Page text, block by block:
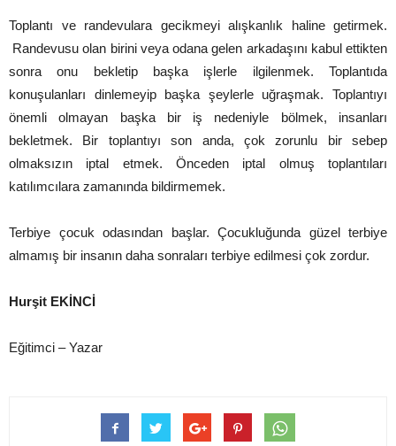
Toplantı ve randevulara gecikmeyi alışkanlık haline getirmek.
Randevusu olan birini veya odana gelen arkadaşını kabul ettikten
sonra onu bekletip başka işlerle ilgilenmek. Toplantıda
konuşulanları dinlemeyip başka şeylerle uğraşmak. Toplantıyı
önemli olmayan başka bir iş nedeniyle bölmek, insanları
bekletmek. Bir toplantıyı son anda, çok zorunlu bir sebep
olmaksızın iptal etmek. Önceden iptal olmuş toplantıları
katılımcılara zamanında bildirmemek.
Terbiye çocuk odasından başlar. Çocukluğunda güzel terbiye
almamış bir insanın daha sonraları terbiye edilmesi çok zordur.
Hurşit EKİNCİ
Eğitimci – Yazar